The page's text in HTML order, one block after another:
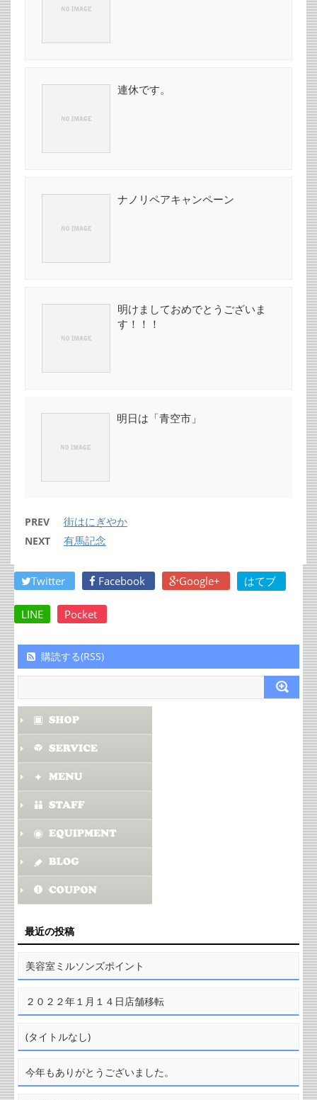
連休です。
ナノリペアキャンペーン
明けましておめでとうございま
す！！！
明日は「青空市」
PREV 街はにぎやか
NEXT 有馬記念
Twitter Facebook Google+ はてブ
LINE Pocket
購読する(RSS)
最近の投稿
美容室ミルソンズポイント
２０２２年１月１４日店舗移転
(タイトルなし)
今年もありがとうございました。